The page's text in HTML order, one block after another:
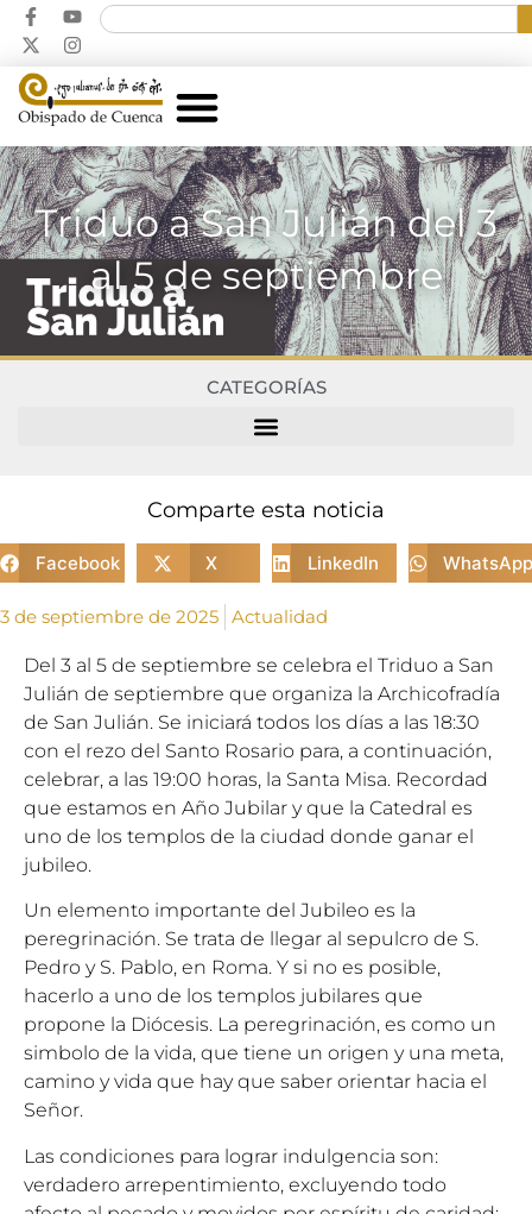
Triduo a San Julián del 3
al 5 de septiembre
CATEGORÍAS
Comparte esta noticia
Facebook X LinkedIn WhatsApp
3 de septiembre de 2025 Actualidad
Del 3 al 5 de septiembre se celebra el Triduo a San
Julián de septiembre que organiza la Archicofradía
de San Julián. Se iniciará todos los días a las 18:30
con el rezo del Santo Rosario para, a continuación,
celebrar, a las 19:00 horas, la Santa Misa. Recordad
que estamos en Año Jubilar y que la Catedral es
uno de los templos de la ciudad donde ganar el
jubileo.
Un elemento importante del Jubileo es la
peregrinación. Se trata de llegar al sepulcro de S.
Pedro y S. Pablo, en Roma. Y si no es posible,
hacerlo a uno de los templos jubilares que
propone la Diócesis. La peregrinación, es como un
simbolo de la vida, que tiene un origen y una meta,
camino y vida que hay que saber orientar hacia el
Señor.
Las condiciones para lograr indulgencia son:
verdadero arrepentimiento, excluyendo todo